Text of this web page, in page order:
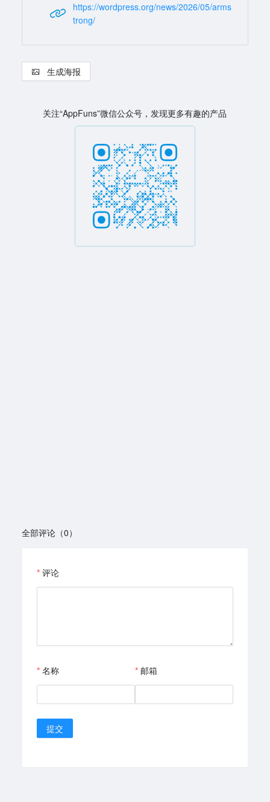
https://wordpress.org/news/2026/05/arms
trong/
生成海报
关注“AppFuns”微信公众号，发现更多有趣的产品
全部评论（0）
评论
名称 邮箱
提交